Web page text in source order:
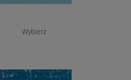
Wybierz